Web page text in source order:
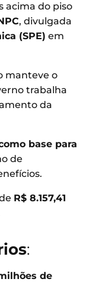
acima do piso
, divulgada
(SPE) em
manteve o
trabalha
da
base para
de
R$ 8.157,41
:
de